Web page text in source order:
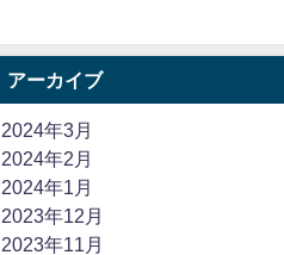
アーカイブ
2024年3月
2024年2月
2024年1月
2023年12月
2023年11月